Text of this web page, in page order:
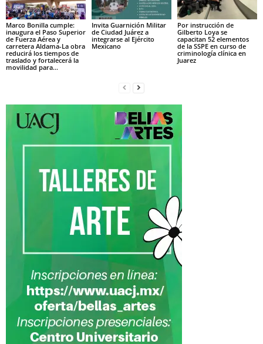
Marco Bonilla cumple:
inaugura el Paso Superior
de Fuerza Aérea y
carretera Aldama-La obra
reducirá los tiempos de
traslado y fortalecerá la
movilidad para...
Invita Guarnición Militar
de Ciudad Juárez a
integrarse al Ejército
Mexicano
Por instrucción de
Gilberto Loya se
capacitan 52 elementos
de la SSPE en curso de
criminología clínica en
Juarez